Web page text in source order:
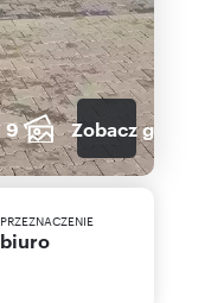
9 Zobacz galerię
PRZEZNACZENIE
biuro